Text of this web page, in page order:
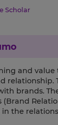
Scholar
and
relationship.
brands.
(Brand
the